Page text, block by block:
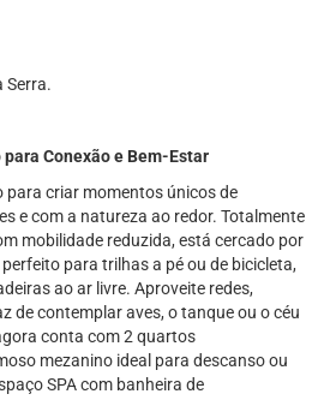
Serra.
Conexão e Bem-Estar
para criar momentos únicos de
e com a natureza ao redor. Totalmente
mobilidade reduzida, está cercado por
para trilhas a pé ou de bicicleta,
ao ar livre. Aproveite redes,
de contemplar aves, o tanque ou o céu
conta com 2 quartos
mezanino ideal para descanso ou
SPA com banheira de